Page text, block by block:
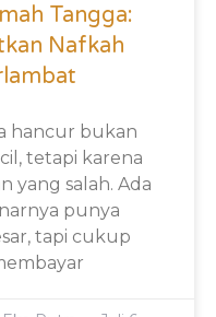
Tangga:
Nafkah
hancur bukan
tetapi karena
yang salah. Ada
punya
tapi cukup